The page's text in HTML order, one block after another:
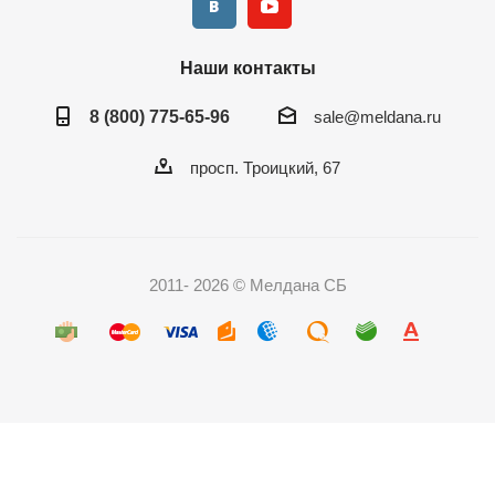
Наши контакты
8 (800) 775-65-96 sale@meldana.ru
просп. Троицкий, 67
2011- 2026 © Мелдана СБ